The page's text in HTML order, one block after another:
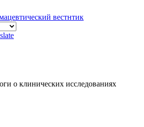
о клинических исследованиях